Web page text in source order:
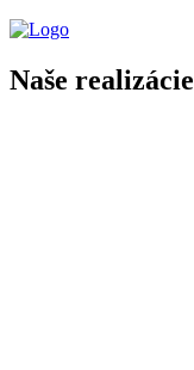
Naše realizácie